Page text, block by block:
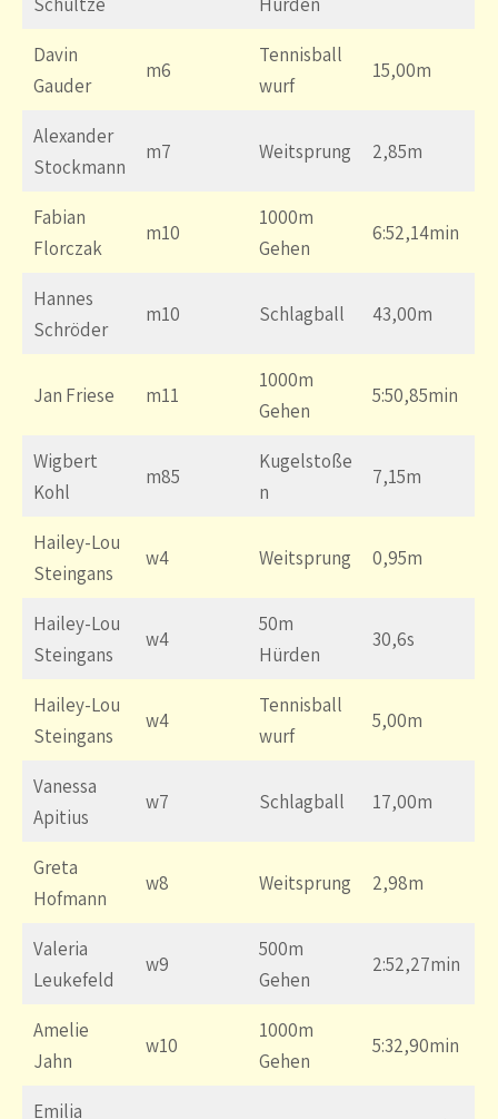
Davin
Gauder
m6
Tennisball
wurf
15,00m
Alexander
Stockmann
m7 Weitsprung 2,85m
Fabian
Florczak
m10
1000m
Gehen
6:52,14min
Hannes
Schröder
m10 Schlagball 43,00m
Jan Friese m11
1000m
Gehen
5:50,85min
Wigbert
Kohl
m85
Kugelstoße
n
7,15m
Hailey-Lou
Steingans
w4 Weitsprung 0,95m
Hailey-Lou
Steingans
w4
50m
Hürden
30,6s
Hailey-Lou
Steingans
w4
Tennisball
wurf
5,00m
Vanessa
Apitius
w7 Schlagball 17,00m
Greta
Hofmann
w8 Weitsprung 2,98m
Valeria
Leukefeld
w9
500m
Gehen
2:52,27min
Amelie
Jahn
w10
1000m
Gehen
5:32,90min
Emilia